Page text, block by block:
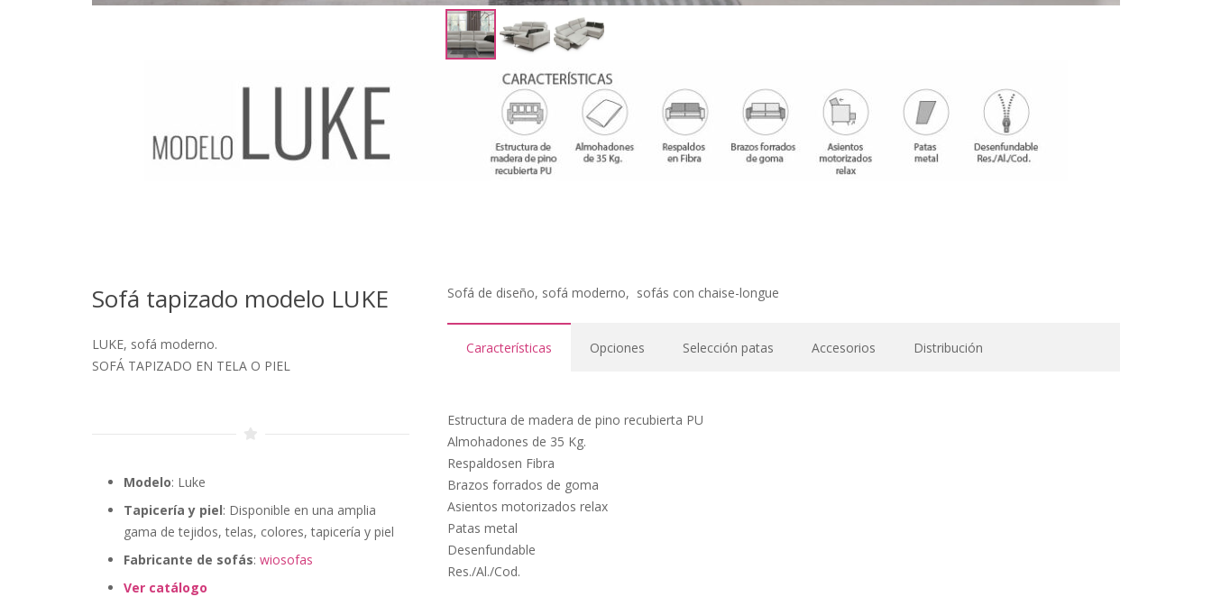
Sofá tapizado modelo LUKE
LUKE, sofá moderno.
SOFÁ TAPIZADO EN TELA O PIEL
Modelo: Luke
Tapicería y piel: Disponible en una amplia
gama de tejidos, telas, colores, tapicería y piel
Fabricante de sofás: wiosofas
Ver catálogo
Sofá de diseño, sofá moderno, sofás con chaise-longue
Características Opciones Selección patas Accesorios Distribución
Estructura de madera de pino recubierta PU
Almohadones de 35 Kg.
Respaldosen Fibra
Brazos forrados de goma
Asientos motorizados relax
Patas metal
Desenfundable
Res./Al./Cod.